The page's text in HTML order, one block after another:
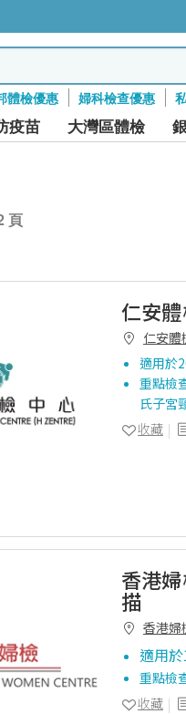
體檢優惠 婦科檢查優惠
疫苗 大灣區體檢
頁
仁安
仁安體
適用於
重點檢
氏子宮
收藏
香港
描
香港婦
適用
重點檢
收藏